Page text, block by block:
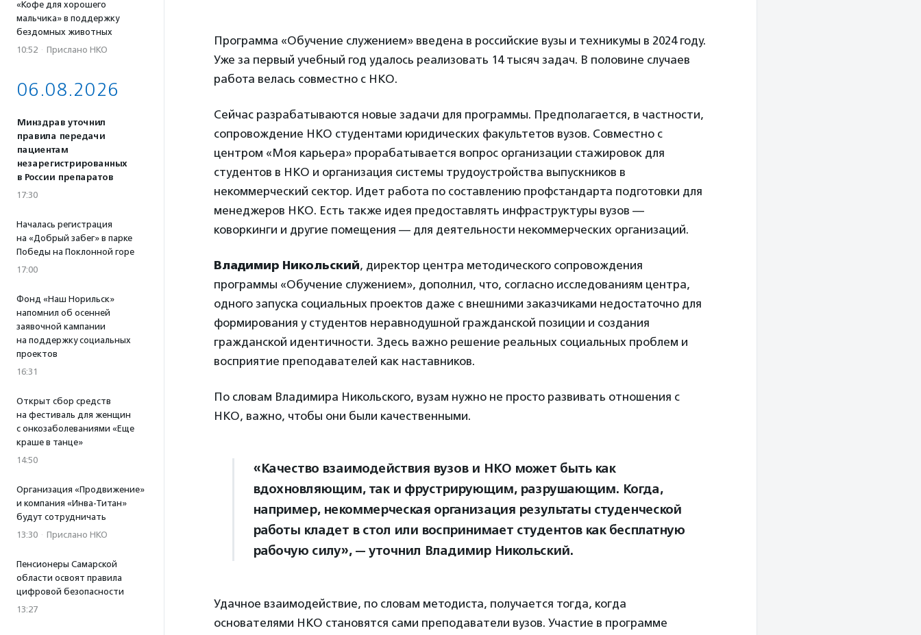
«Кофе для хорошего
мальчика» в поддержку
бездомных животных
10:52 · Прислано НКО
06.08.2026
Минздрав уточнил
правила передачи
пациентам
незарегистрированных
в России препаратов
17:30
Началась регистрация
на «Добрый забег» в парке
Победы на Поклонной горе
17:00
Фонд «Наш Норильск»
напомнил об осенней
заявочной кампании
на поддержку социальных
проектов
16:31
Открыт сбор средств
на фестиваль для женщин
с онкозаболеваниями «Еще
краше в танце»
14:50
Организация «Продвижение»
и компания «Инва-Титан»
будут сотрудничать
13:30 · Прислано НКО
Пенсионеры Самарской
области освоят правила
цифровой безопасности
13:27
Программа «Обучение служением» введена в российские вузы и техникумы в 2024 году.
Уже за первый учебный год удалось реализовать 14 тысяч задач. В половине случаев
работа велась совместно с НКО.
Сейчас разрабатываются новые задачи для программы. Предполагается, в частности,
сопровождение НКО студентами юридических факультетов вузов. Совместно с
центром «Моя карьера» прорабатывается вопрос организации стажировок для
студентов в НКО и организация системы трудоустройства выпускников в
некоммерческий сектор. Идет работа по составлению профстандарта подготовки для
менеджеров НКО. Есть также идея предоставлять инфраструктуры вузов —
коворкинги и другие помещения — для деятельности некоммерческих организаций.
Владимир Никольский, директор центра методического сопровождения
программы «Обучение служением», дополнил, что, согласно исследованиям центра,
одного запуска социальных проектов даже с внешними заказчиками недостаточно для
формирования у студентов неравнодушной гражданской позиции и создания
гражданской идентичности. Здесь важно решение реальных социальных проблем и
восприятие преподавателей как наставников.
По словам Владимира Никольского, вузам нужно не просто развивать отношения с
НКО, важно, чтобы они были качественными.
«Качество взаимодействия вузов и НКО может быть как
вдохновляющим, так и фрустрирующим, разрушающим. Когда,
например, некоммерческая организация результаты студенческой
работы кладет в стол или воспринимает студентов как бесплатную
рабочую силу», — уточнил Владимир Никольский.
Удачное взаимодействие, по словам методиста, получается тогда, когда
основателями НКО становятся сами преподаватели вузов. Участие в программе